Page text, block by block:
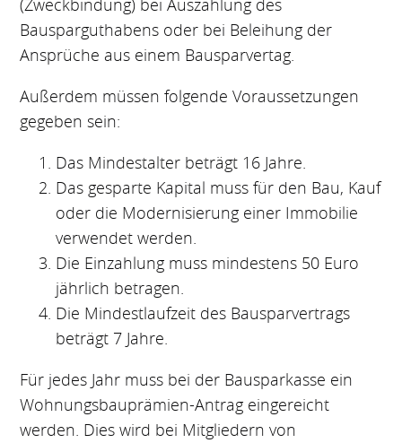
(Zweckbindung) bei Auszahlung des
Bausparguthabens oder bei Beleihung der
Ansprüche aus einem Bausparvertag.
Außerdem müssen folgende Voraussetzungen
gegeben sein:
Das Mindestalter beträgt 16 Jahre.
Das gesparte Kapital muss für den Bau, Kauf
oder die Modernisierung einer Immobilie
verwendet werden.
Die Einzahlung muss mindestens 50 Euro
jährlich betragen.
Die Mindestlaufzeit des Bausparvertrags
beträgt 7 Jahre.
Für jedes Jahr muss bei der Bausparkasse ein
Wohnungsbauprämien-Antrag eingereicht
werden. Dies wird bei Mitgliedern von